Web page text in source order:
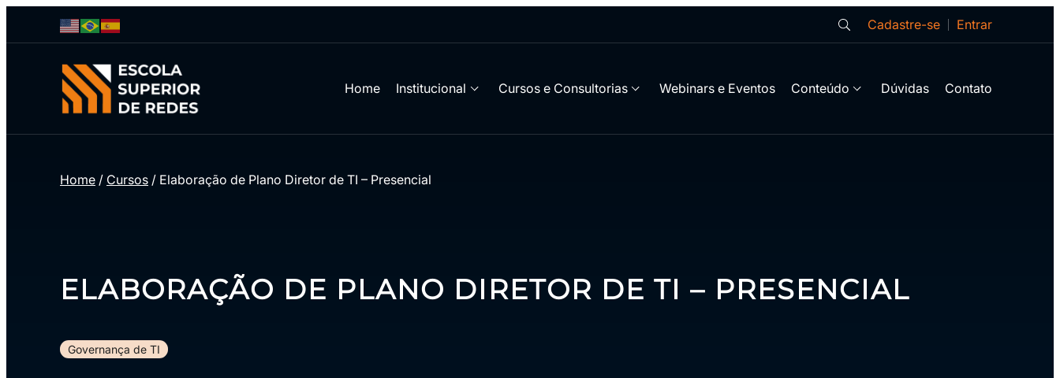
Cadastre-se Entrar
Home Institucional Cursos e Consultorias Webinars e Eventos Conteúdo Dúvidas Contato
Home / Cursos / Elaboração de Plano Diretor de TI – Presencial
ELABORAÇÃO DE PLANO DIRETOR DE TI – PRESENCIAL
Governança de TI